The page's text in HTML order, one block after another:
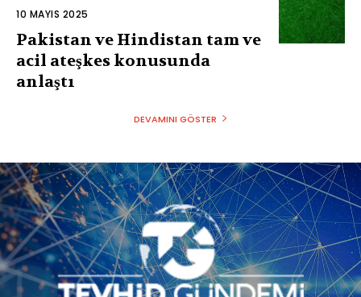
10 MAYIS 2025
Pakistan ve Hindistan tam ve
acil ateşkes konusunda
anlaştı
DEVAMINI GÖSTER